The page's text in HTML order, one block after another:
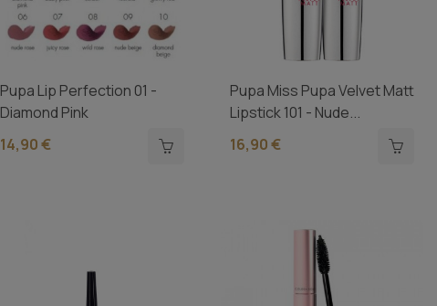
Pupa Lip Perfection 01 -
Diamond Pink
14,90 €
Pupa Miss Pupa Velvet Matt
Lipstick 101 - Nude...
16,90 €